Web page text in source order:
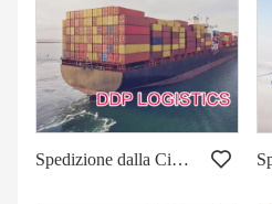
Spedizione dalla Cina alla Germania